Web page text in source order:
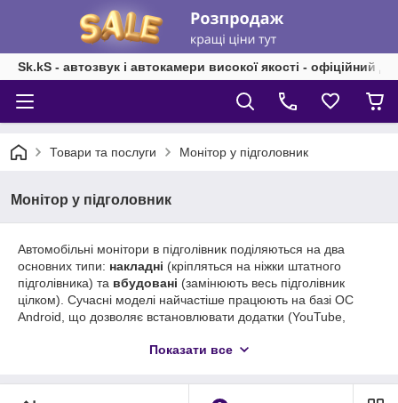
Sk.kS - автозвук і автокамери високої якості - офіційний
Товари та послуги Монітор у підголовник
Монітор у підголовник
Автомобільні монітори в підголівник поділяються на два
основних типи: накладні (кріпляться на ніжки штатного
підголівника) та вбудовані (замінюють весь підголівник
цілком). Сучасні моделі найчастіше працюють на базі ОС
Android, що дозволяє встановлювати додатки (YouTube,
Показати все